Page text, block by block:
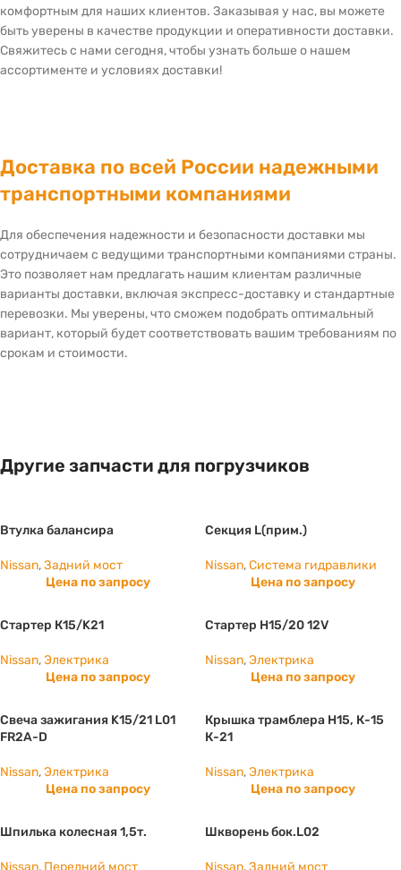
комфортным для наших клиентов. Заказывая у нас, вы можете
быть уверены в качестве продукции и оперативности доставки.
Свяжитесь с нами сегодня, чтобы узнать больше о нашем
ассортименте и условиях доставки!
Доставка по всей России надежными
транспортными компаниями
Для обеспечения надежности и безопасности доставки мы
сотрудничаем с ведущими транспортными компаниями страны.
Это позволяет нам предлагать нашим клиентам различные
варианты доставки, включая экспресс-доставку и стандартные
перевозки. Мы уверены, что сможем подобрать оптимальный
вариант, который будет соответствовать вашим требованиям по
срокам и стоимости.
Другие запчасти для погрузчиков
Втулка балансира
Nissan,Задний мост
Цена по запросу
Секция L(прим.)
Nissan,Система гидравлики
Цена по запросу
Стартер К15/K21
Nissan,Электрика
Цена по запросу
Стартер Н15/20 12V
Nissan,Электрика
Цена по запросу
Свеча зажигания K15/21 L01
FR2A-D
Nissan,Электрика
Цена по запросу
Крышка трамблера Н15, К-15
К-21
Nissan,Электрика
Цена по запросу
Шпилька колесная 1,5т.
Nissan, Передний мост
Шкворень бок.L02
Nissan,Задний мост